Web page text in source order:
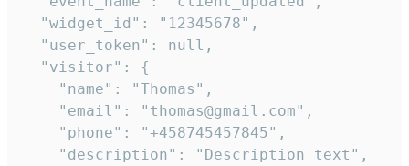
  "widget_id": "12345678",
  "user_token": null,
  "visitor": {
    "name": "Thomas",
    "email": "thomas@gmail.com",
    "phone": "+458745457845",
    "description": "Description text",